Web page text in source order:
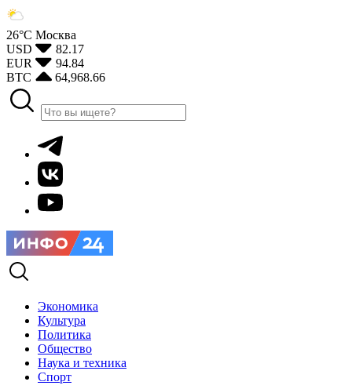
26°С Москва
USD
82.17
EUR
94.84
BTC
64,968.66
Экономика
Культура
Политика
Общество
Наука и техника
Спорт